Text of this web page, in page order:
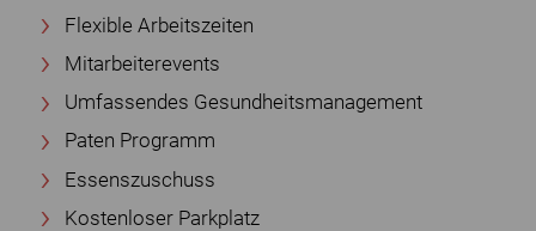
Flexible Arbeitszeiten
Mitarbeiterevents
Umfassendes Gesundheitsmanagement
Paten Programm
Essenszuschuss
Kostenloser Parkplatz